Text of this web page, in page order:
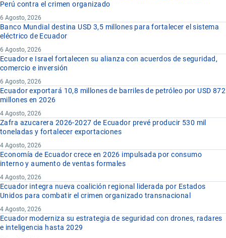
Perú contra el crimen organizado
6 Agosto, 2026
Banco Mundial destina USD 3,5 millones para fortalecer el sistema
eléctrico de Ecuador
6 Agosto, 2026
Ecuador e Israel fortalecen su alianza con acuerdos de seguridad,
comercio e inversión
6 Agosto, 2026
Ecuador exportará 10,8 millones de barriles de petróleo por USD 872
millones en 2026
4 Agosto, 2026
Zafra azucarera 2026-2027 de Ecuador prevé producir 530 mil
toneladas y fortalecer exportaciones
4 Agosto, 2026
Economía de Ecuador crece en 2026 impulsada por consumo
interno y aumento de ventas formales
4 Agosto, 2026
Ecuador integra nueva coalición regional liderada por Estados
Unidos para combatir el crimen organizado transnacional
4 Agosto, 2026
Ecuador moderniza su estrategia de seguridad con drones, radares
e inteligencia hasta 2029